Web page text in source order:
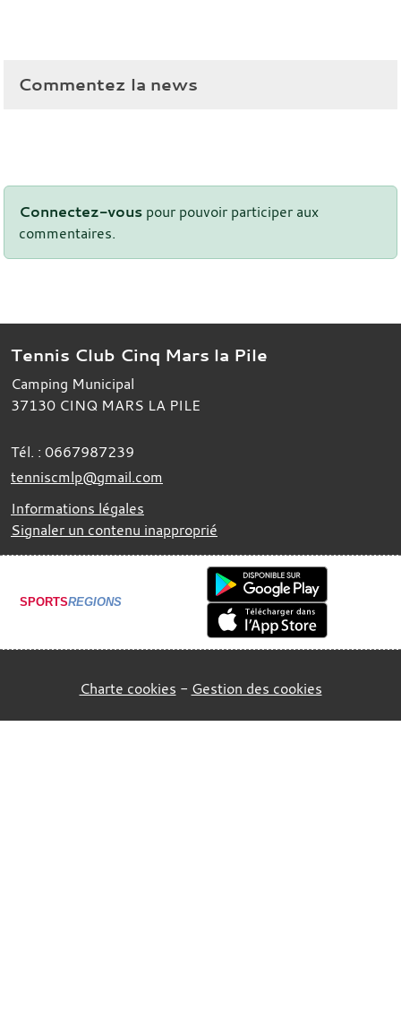
Commentez la news
Connectez-vous pour pouvoir participer aux
commentaires.
Tennis Club Cinq Mars la Pile
Camping Municipal
37130 CINQ MARS LA PILE
Tél. : 0667987239
tenniscmlp@gmail.com
Informations légales
Signaler un contenu inapproprié
SPORTSREGIONS
Charte cookies Gestion des cookies